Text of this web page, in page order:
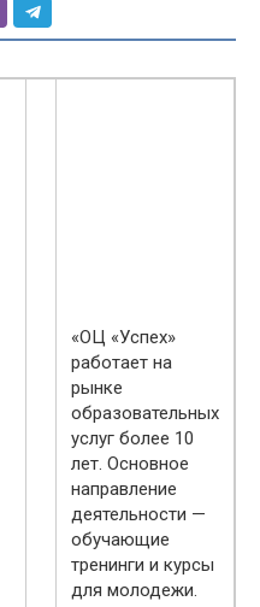
«ОЦ «Успех»
работает на
рынке
образовательных
услуг более 10
лет. Основное
направление
деятельности —
обучающие
тренинги и курсы
для молодежи.